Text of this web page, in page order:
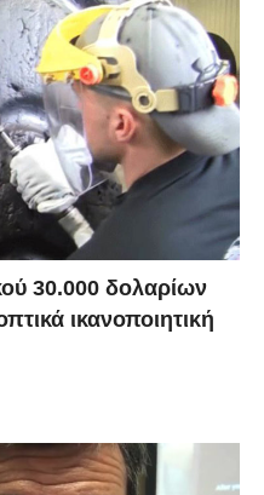
30.000 δολαρίων
ικανοποιητική